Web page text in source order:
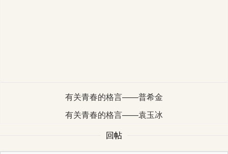
有关青春的格言——普希金
有关青春的格言——袁玉冰
回帖